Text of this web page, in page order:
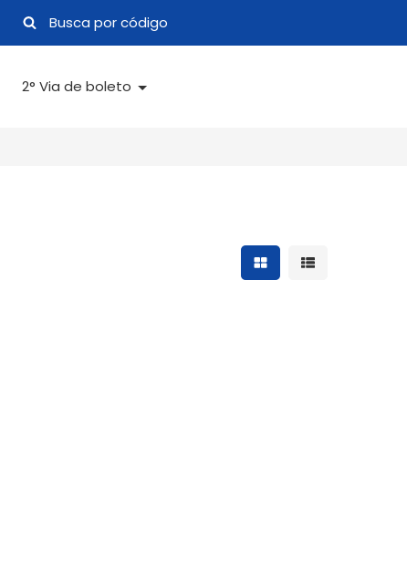
2° Via de boleto
Mostrar resultados
Mostrar